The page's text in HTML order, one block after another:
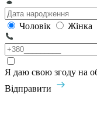
Чоловік Жінка
Я даю свою згоду на
Відправити